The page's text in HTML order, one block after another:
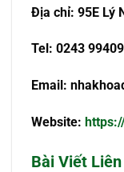
Địa chỉ: 95E Lý
Tel: 0243
Email:
Website:
Bài Viết